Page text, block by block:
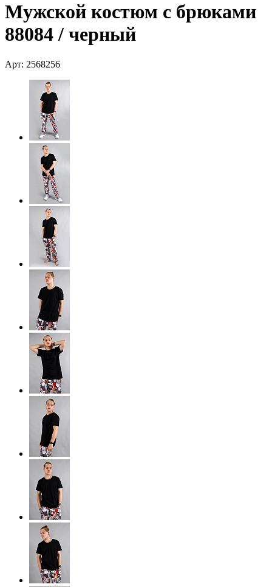
Мужской костюм с брюками
88084 / черный
Арт: 2568256